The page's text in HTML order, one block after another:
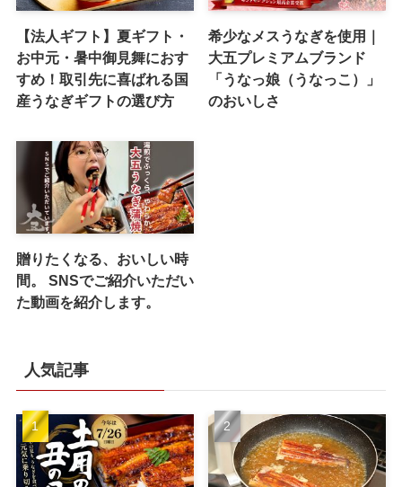
【法人ギフト】夏ギフト・
お中元・暑中御見舞におす
すめ！取引先に喜ばれる国
産うなぎギフトの選び方
希少なメスうなぎを使用｜
大五プレミアムブランド
「うなっ娘（うなっこ）」
のおいしさ
贈りたくなる、おいしい時
間。 SNSでご紹介いただい
た動画を紹介します。
人気記事